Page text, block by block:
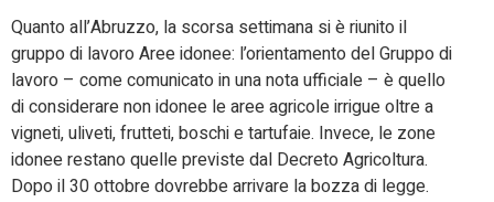
Quanto all’Abruzzo, la scorsa settimana si è riunito il
gruppo di lavoro Aree idonee: l’orientamento del Gruppo di
lavoro – come comunicato in una nota ufficiale – è quello
di considerare non idonee le aree agricole irrigue oltre a
vigneti, uliveti, frutteti, boschi e tartufaie. Invece, le zone
idonee restano quelle previste dal Decreto Agricoltura.
Dopo il 30 ottobre dovrebbe arrivare la bozza di legge.